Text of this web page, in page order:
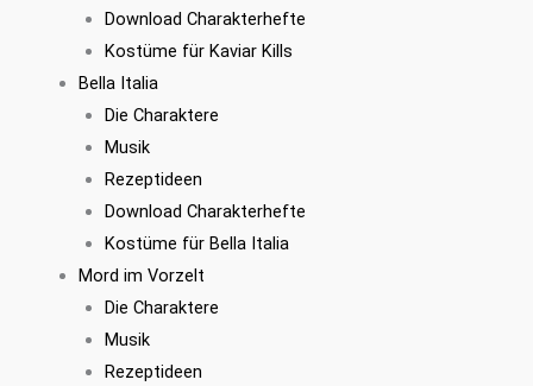
Download Charakterhefte
Kostüme für Kaviar Kills
Bella Italia
Die Charaktere
Musik
Rezeptideen
Download Charakterhefte
Kostüme für Bella Italia
Mord im Vorzelt
Die Charaktere
Musik
Rezeptideen